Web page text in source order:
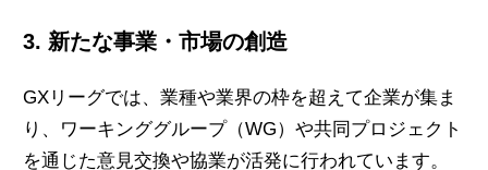
3. 新たな事業・市場の創造
GXリーグでは、業種や業界の枠を超えて企業が集ま
り、ワーキンググループ（WG）や共同プロジェクト
を通じた意見交換や協業が活発に行われています。